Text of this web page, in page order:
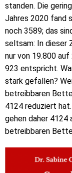
standen. Die
Jahres 2020 fand
noch 3589; das
seltsam: In dieser
nur von 19.800
923 entspricht.
stark gefallen?
betreibbaren
4124 reduziert
gehen daher 4124
betreibbaren